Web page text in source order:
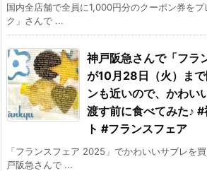
国内全店舗で全員に1,000円分のクーポン券を
ク」さんで ...
神戸阪急さんで「フラ
が10月28日（火）ま
ンも近いので、かわい
渡す前に食べてみた♪
ト #フランスフェア
「フランスフェア 2025」でかわいいサブレを
戸阪急さんで ...